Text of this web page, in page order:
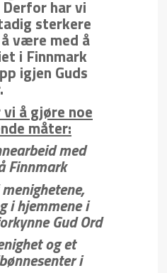
har vi
sterkere
være med å
i Finnmark
igjen Guds
å gjøre noe
måter:
med
Finnmark
i hjemmene i
Gud Ord
og et
i